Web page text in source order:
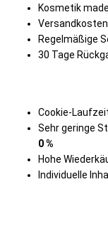
Kosmetik
Regelmäßige
30 Tage
Cookie-
Sehr geringe
0 %
Hohe
Individuelle